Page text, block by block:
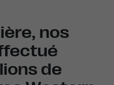
nos
de